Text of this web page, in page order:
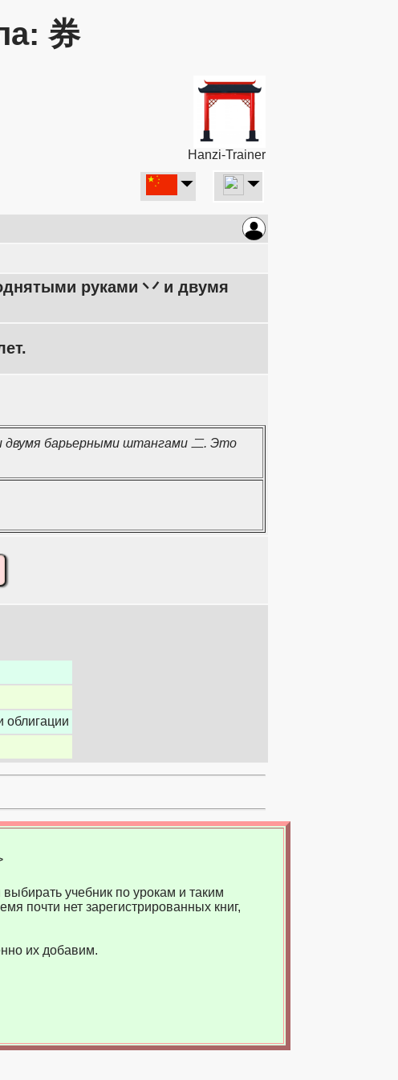
券
Hanzi-Trainer
руками 丷 и двумя
двумя барьерными штангами 二. Это
облигации
учебник по урокам и таким
почти нет зарегистрированных книг,
их добавим.